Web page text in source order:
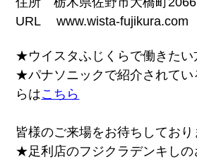
URL www.wista-fujikura.com
★ウイスタふじくらで働きたい
★パナソニックで紹介されてい
らはこちら
皆様のご来場をお待ちしており
★足利店のフジクラデンキしの